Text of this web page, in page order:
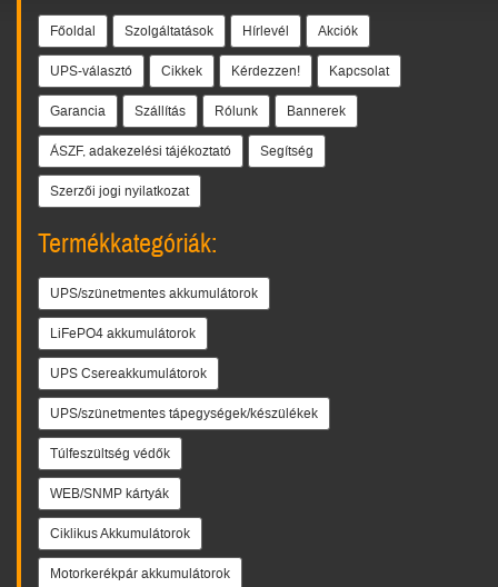
Főoldal Szolgáltatások Hírlevél Akciók
UPS-választó Cikkek Kérdezzen! Kapcsolat
Garancia Szállítás Rólunk Bannerek
ÁSZF, adakezelési tájékoztató Segítség
Szerzői jogi nyilatkozat
Termékkategóriák:
UPS/szünetmentes akkumulátorok
LiFePO4 akkumulátorok
UPS Csereakkumulátorok
UPS/szünetmentes tápegységek/készülékek
Túlfeszültség védők
WEB/SNMP kártyák
Ciklikus Akkumulátorok
Motorkerékpár akkumulátorok